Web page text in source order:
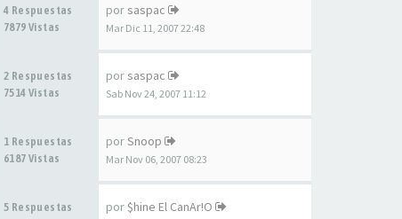
4 Respuestas
7879 Vistas
por saspac
Mar Dic 11, 2007 22:48
2 Respuestas
7514 Vistas
por saspac
Sab Nov 24, 2007 11:12
1 Respuestas
6187 Vistas
porSnoop
Mar Nov 06, 2007 08:23
5 Respuestas
por$hine El CanAr!O